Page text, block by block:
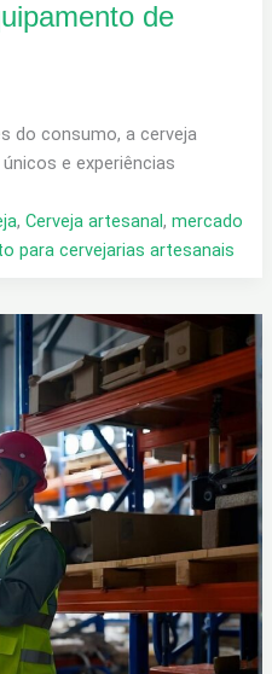
de
do consumo, a cerveja
e experiências
, Cerveja artesanal, mercado
para cervejarias artesanais